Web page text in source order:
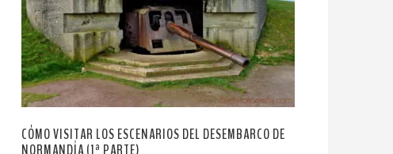
CÓMO VISITAR LOS ESCENARIOS DEL DESEMBARCO DE